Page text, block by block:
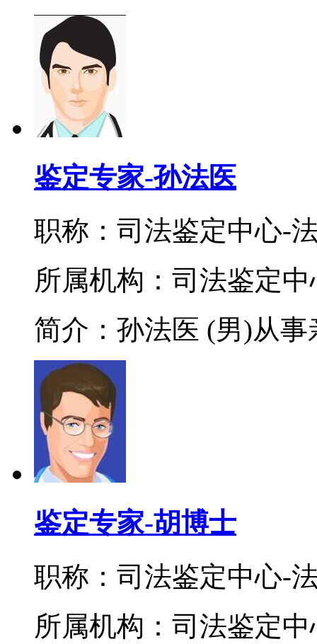
鉴定专家-孙法医
职称：司法鉴定中心-
所属机构：司法鉴定中
简介：孙法医 (男)从
鉴定专家-胡博士
职称：司法鉴定中心-
所属机构：司法鉴定中